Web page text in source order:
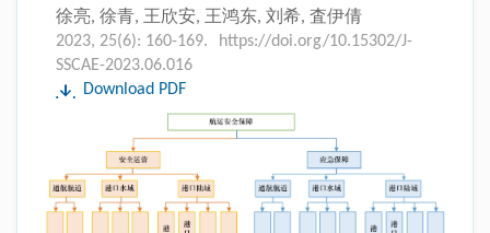
徐亮, 徐青, 王欣安, 王鸿东, 刘希, 査伊倩
2023, 25(6): 160-169.
https://doi.org/10.15302/J-
SSCAE-2023.06.016
Download PDF